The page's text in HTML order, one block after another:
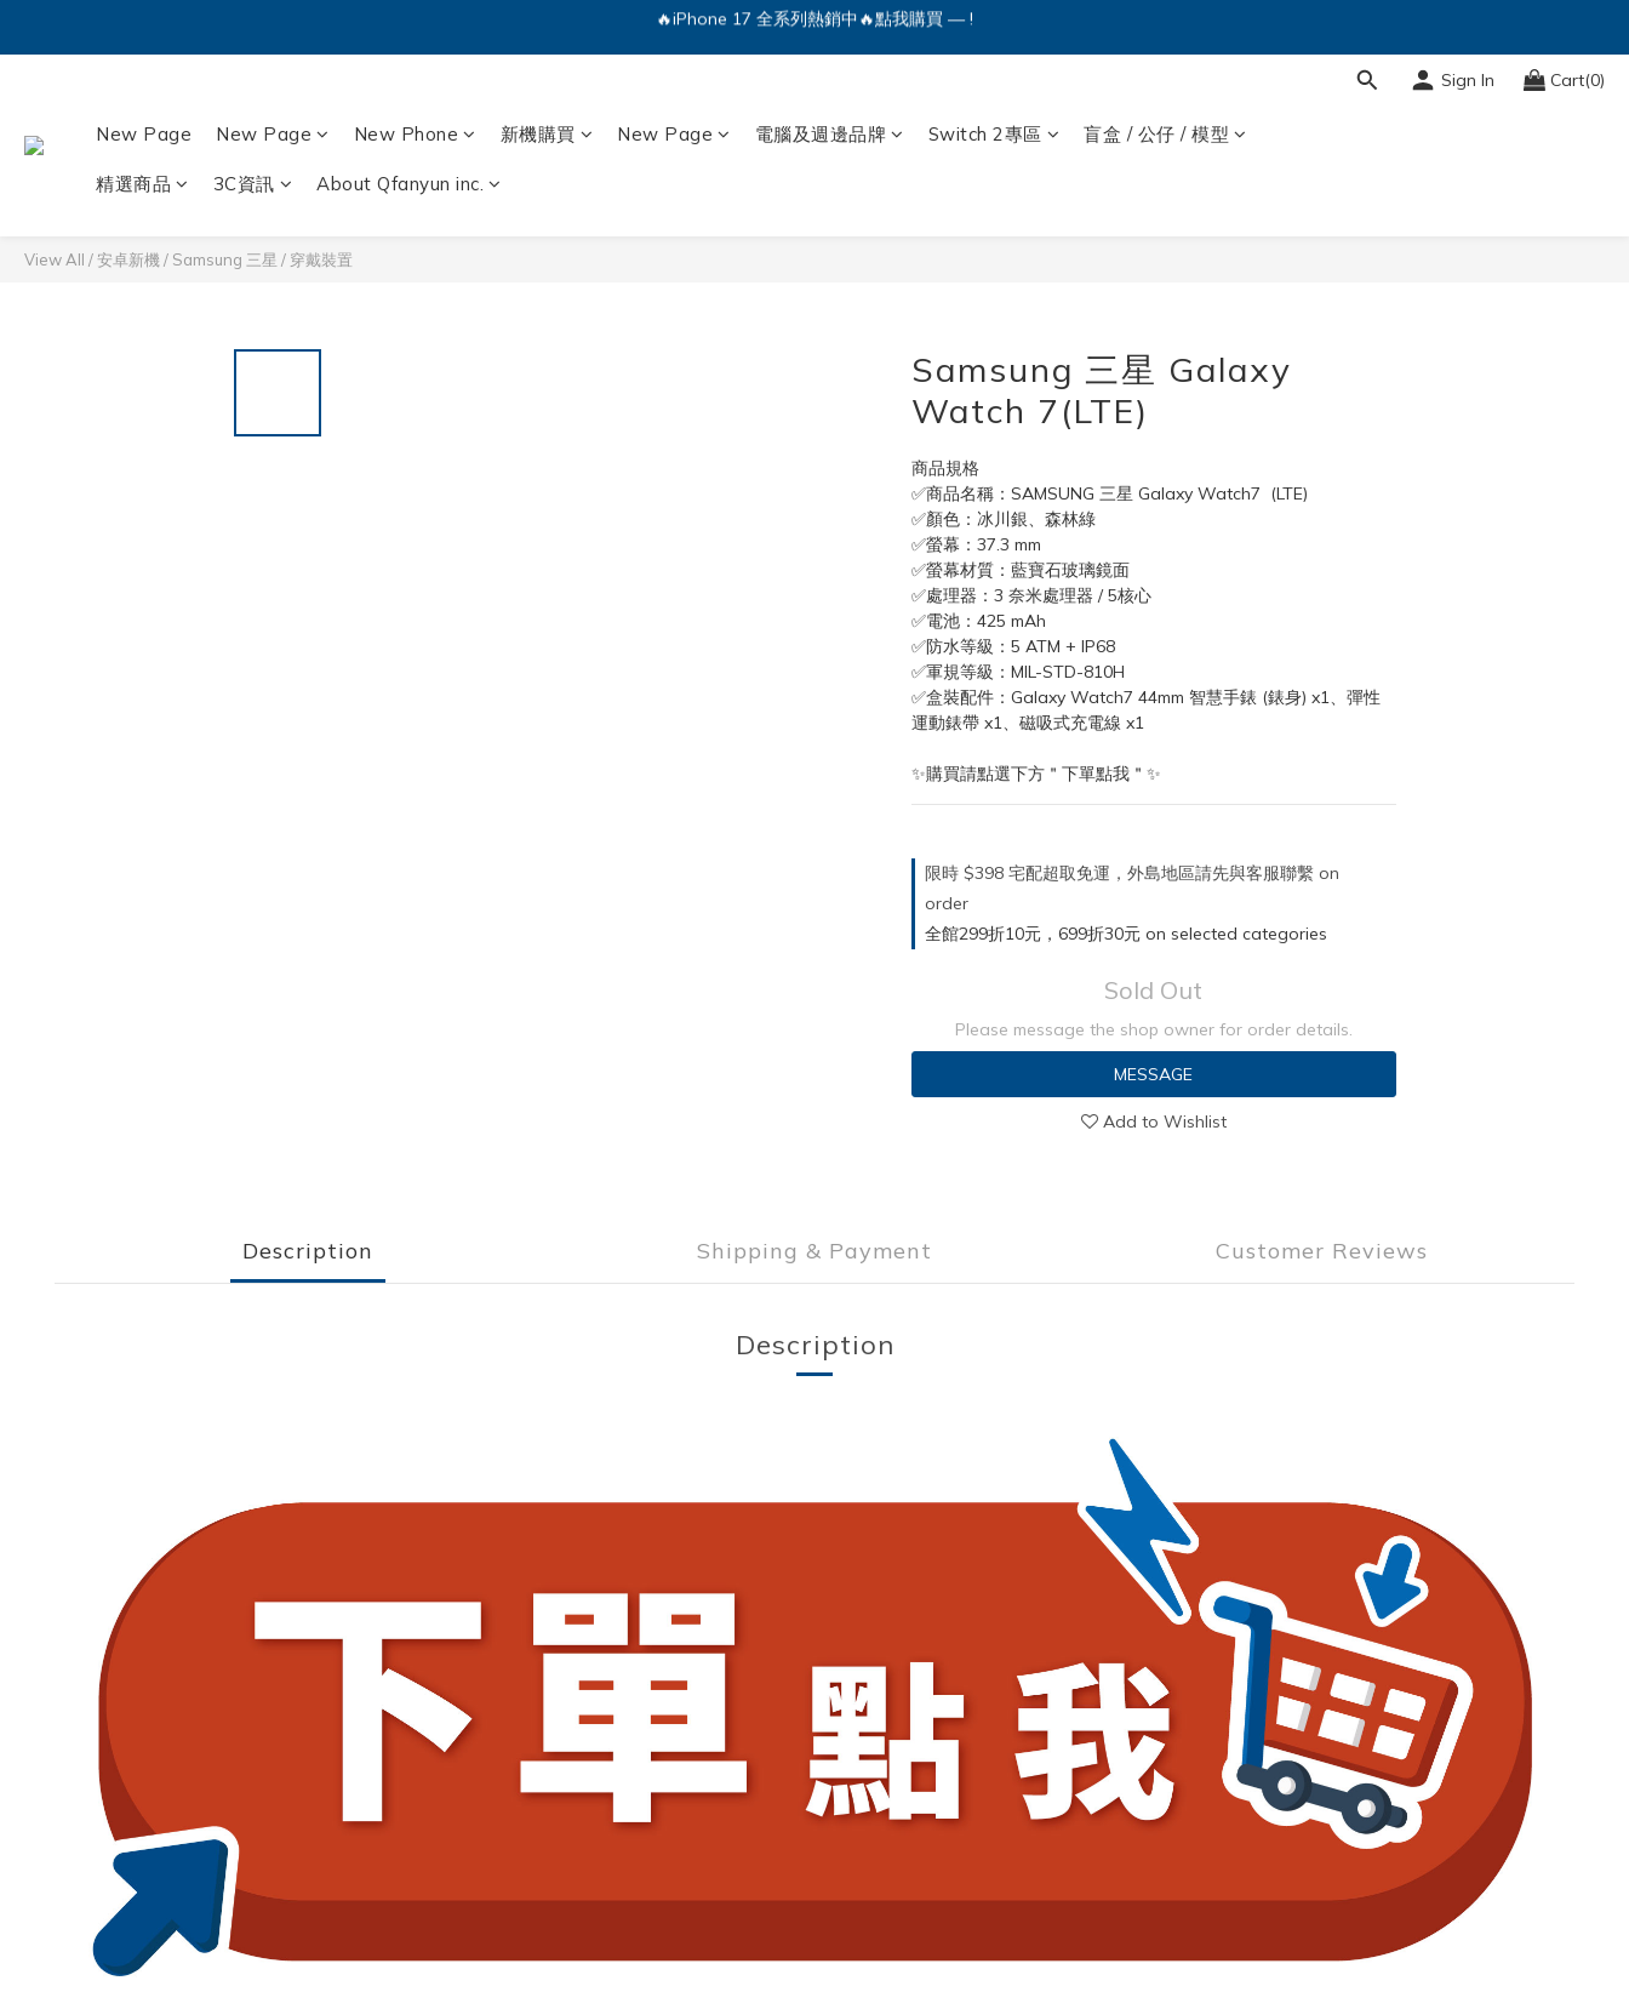
🔥iPhone 17 全系列熱銷中🔥點我購買 — !
💕加入Q哥 Line 新好友領優惠券！🎫
Sign In Cart(0)
New Page New Page New Phone 新機購買 New Page 電腦及週邊品牌 Switch 2專區 盲盒 / 公仔 / 模型
精選商品 3C資訊 About Qfanyun inc.
View All /安卓新機 / Samsung 三星 / 穿戴裝置
Samsung 三星 Galaxy
Watch 7(LTE)
商品規格
✅商品名稱：SAMSUNG 三星 Galaxy Watch7  (LTE)
✅顏色：冰川銀、森林綠
✅螢幕：37.3 mm
✅螢幕材質：藍寶石玻璃鏡面
✅處理器：3 奈米處理器 / 5核心
✅電池：425 mAh
✅防水等級：5 ATM + IP68
✅軍規等級：MIL-STD-810H
✅盒裝配件：Galaxy Watch7 44mm 智慧手錶 (錶身) x1、彈性
運動錶帶 x1、磁吸式充電線 x1
✨購買請點選下方＂下單點我＂✨
限時 $398 宅配超取免運，外島地區請先與客服聯繫 on
order
全館299折10元，699折30元 on selected categories
Sold Out
Please message the shop owner for order details.
MESSAGE
Add to Wishlist
Description Shipping & Payment Customer Reviews
Description